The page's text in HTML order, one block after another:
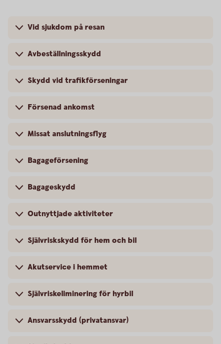
Vid sjukdom på resan
Avbeställningsskydd
Skydd vid trafikförseningar
Försenad ankomst
Missat anslutningsflyg
Bagageförsening
Bagageskydd
Outnyttjade aktiviteter
Självriskskydd för hem och bil
Akutservice i hemmet
Självriskeliminering för hyrbil
Ansvarsskydd (privatansvar)